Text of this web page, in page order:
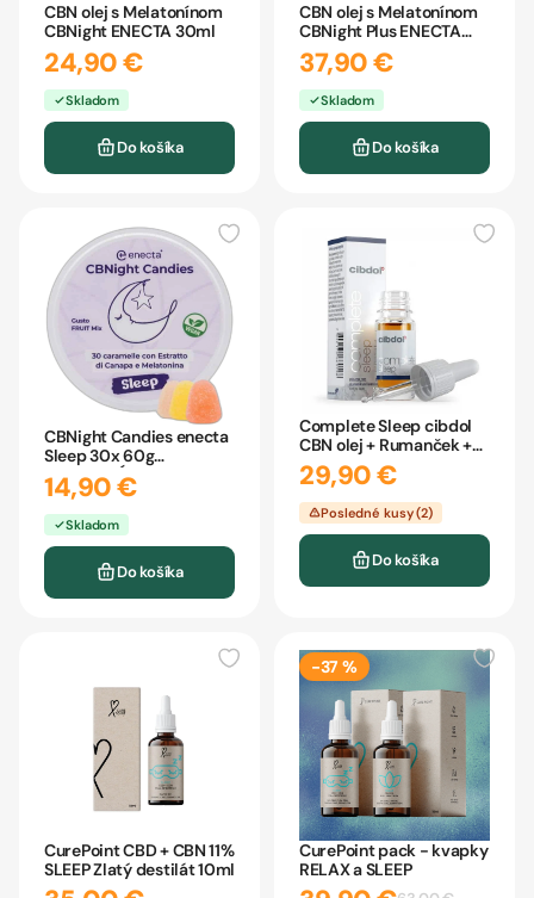
CBN olej s Melatonínom
CBNight ENECTA 30ml
24,90 €
Skladom
Do košíka
CBN olej s Melatonínom
CBNight Plus ENECTA
30ml
37,90 €
Skladom
Do košíka
CBNight Candies enecta
Sleep 30x 60g
MELATONÍN
14,90 €
Skladom
Do košíka
Complete Sleep cibdol
CBN olej + Rumanček +
Levanduľa 10ml
29,90 €
Posledné kusy (2)
Do košíka
CurePoint CBD + CBN 11%
SLEEP Zlatý destilát 10ml
-37 %
CurePoint pack - kvapky
RELAX a SLEEP